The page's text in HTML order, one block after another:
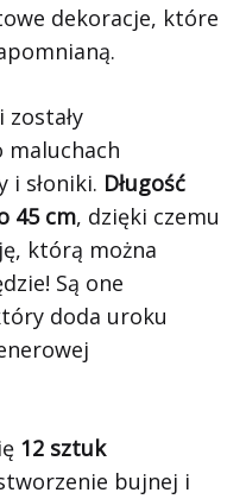
dekoracje, które
maluchach
i słoniki. Długość
45 cm, dzięki czemu
którą można
Są one
doda uroku
12 sztuk
bujnej i